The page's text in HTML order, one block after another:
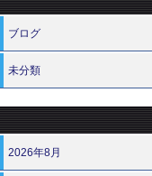
ブログ
未分類
2026年8月